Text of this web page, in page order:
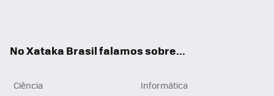
No Xataka Brasil falamos sobre...
Ciência
Informática